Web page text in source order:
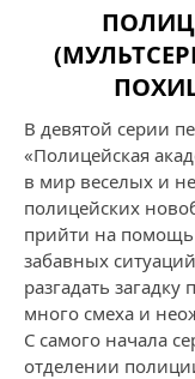
В девятой серии
«Полицейская
в мир веселых и
полицейских
прийти на помощь
забавных
разгадать
много смеха и
С самого начала
отделении